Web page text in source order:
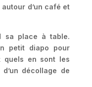
d’un café et
sa place à table.
petit diapo pour
quels en sont les
décollage de